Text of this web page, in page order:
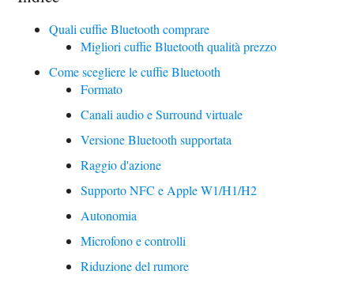
Quali cuffie Bluetooth comprare
Migliori cuffie Bluetooth qualità prezzo
Come scegliere le cuffie Bluetooth
Formato
Canali audio e Surround virtuale
Versione Bluetooth supportata
Raggio d'azione
Supporto NFC e Apple W1/H1/H2
Autonomia
Microfono e controlli
Riduzione del rumore